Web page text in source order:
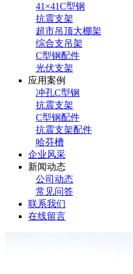
41×41C型钢
抗震支架
超市吊顶大棚架
综合支吊架
C型钢配件
光伏支架
应用案例
冲孔C型钢
抗震支架
C型钢配件
抗震支架配件
哈芬槽
企业风采
新闻动态
公司动态
常见问答
联系我们
在线留言